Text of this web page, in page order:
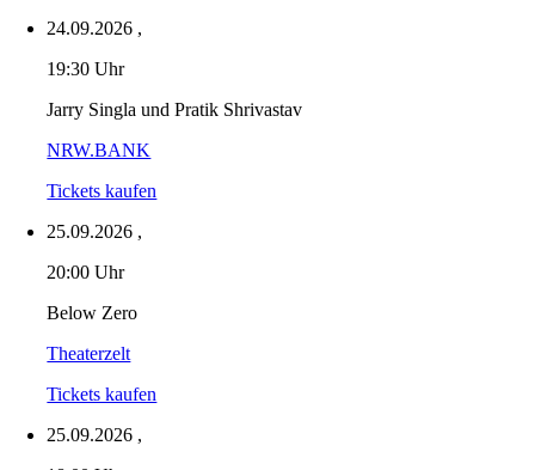
24.09.2026 ,
19:30 Uhr
Jarry Singla und Pratik Shrivastav
NRW.BANK
Tickets kaufen
25.09.2026 ,
20:00 Uhr
Below Zero
Theaterzelt
Tickets kaufen
25.09.2026 ,